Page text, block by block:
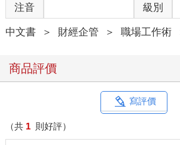
值提供者。
一切關係的本質都是價值1交換。不付出任
中是不太被需要的。阿德勒曾說：「所有痛
能恰到好處地經營關係，就會出現各種情緒
營好的人，是懂得「價值交換是關係的本質
在關係中，人的價值越大，不可替代性就越
提供情緒價值的人，往往在其社交圈裡有著
價值角度來說，恰當的情緒表達能力和精準
注音 級別
中文書 ＞ 財經企管 ＞ 職場工作術
商品評價
寫評價
（共 1 則好評）